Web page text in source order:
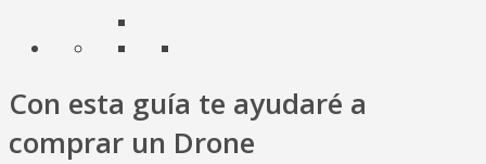
Con esta guía te ayudaré a
comprar un Drone